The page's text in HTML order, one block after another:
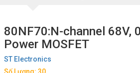
80NF70:N-channel 68V,
Power MOSFET
ST Electronics